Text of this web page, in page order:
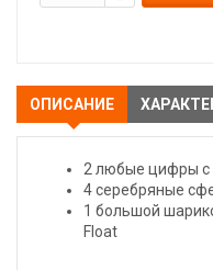
ОПИСАНИЕ
2 любые цифры с
4 серебряные
1 большой
Float